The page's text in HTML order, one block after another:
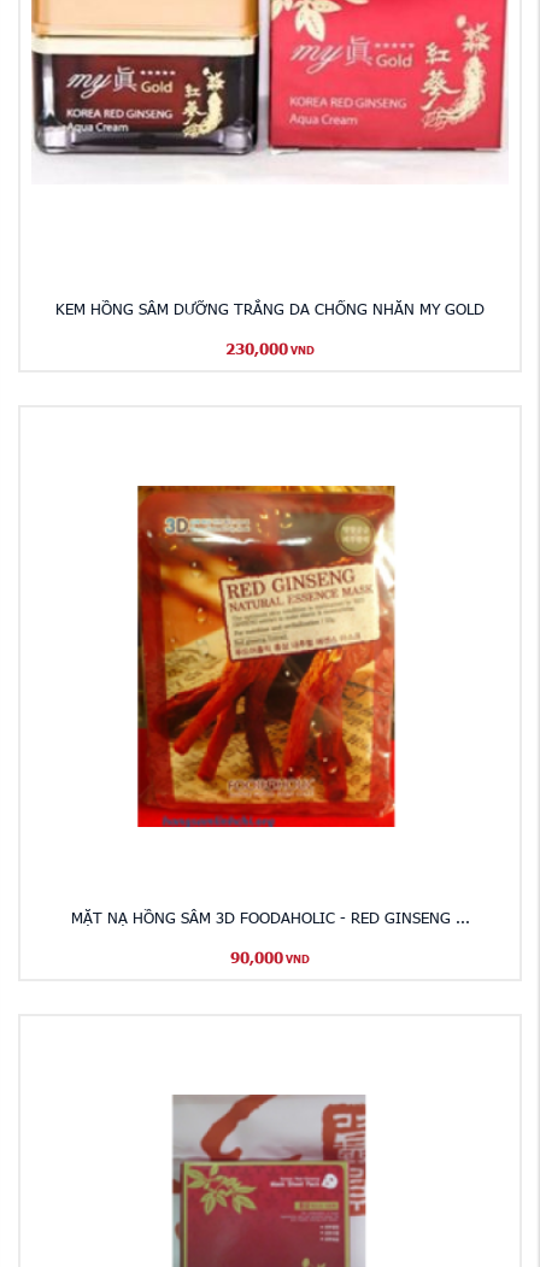
KEM HỒNG SÂM DƯỠNG TRẮNG DA CHỐNG NHĂN MY GOLD
230,000 VND
MẶT NẠ HỒNG SÂM 3D FOODAHOLIC - RED GINSENG ...
90,000 VND